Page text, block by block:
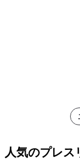
人気のプレス